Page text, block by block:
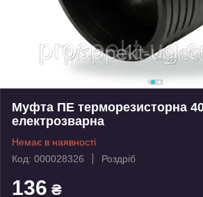
Муфта ПЕ терморезисторна
електрозварна
Немає в наявності
Код: 000028326
Роздріб
136 ₴